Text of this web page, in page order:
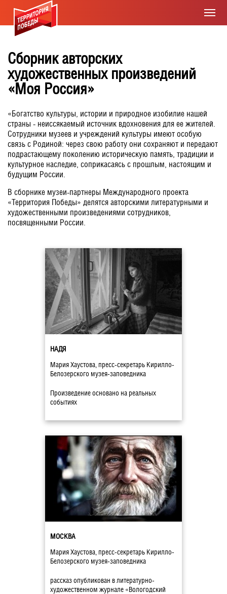
Сборник авторских
художественных произведений
«Моя Россия»
«Богатство культуры, истории и природное изобилие нашей
страны - неиссякаемый источник вдохновения для ее жителей.
Сотрудники музеев и учреждений культуры имеют особую
связь с Родиной: через свою работу они сохраняют и передают
подрастающему поколению историческую память, традиции и
культурное наследие, соприкасаясь с прошлым, настоящим и
будущим России.
В сборнике музеи-партнеры Международного проекта
«Территория Победы» делятся авторскими литературными и
художественными произведениями сотрудников,
посвященными России.
НАДЯ
Мария Хаустова, пресс-секретарь Кирилло-
Белозерского музея-заповедника
Произведение основано на реальных
событиях
МОСКВА
Мария Хаустова, пресс-секретарь Кирилло-
Белозерского музея-заповедника
рассказ опубликован в литературно-
художественном журнале «Вологодский